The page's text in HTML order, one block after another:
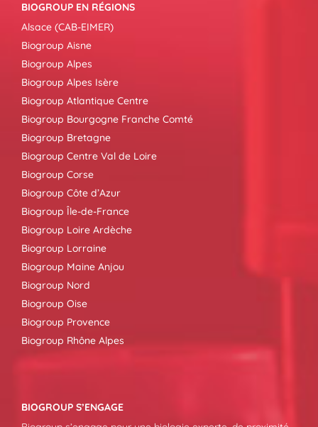
BIOGROUP EN RÉGIONS
Alsace (CAB-EIMER)
Biogroup Aisne
Biogroup Alpes
Biogroup Alpes Isère
Biogroup Atlantique Centre
Biogroup Bourgogne Franche Comté
Biogroup Bretagne
Biogroup Centre Val de Loire
Biogroup Corse
Biogroup Côte d’Azur
Biogroup Île-de-France
Biogroup Loire Ardèche
Biogroup Lorraine
Biogroup Maine Anjou
Biogroup Nord
Biogroup Oise
Biogroup Provence
Biogroup Rhône Alpes
BIOGROUP S’ENGAGE